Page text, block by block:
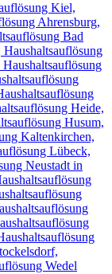
Kiel,
Ahrensburg,
Bad
Haushaltsauflösung
Haushaltsauflösung
Heide,
Husum,
Kaltenkirchen,
Lübeck,
Neustadt in
Wedel